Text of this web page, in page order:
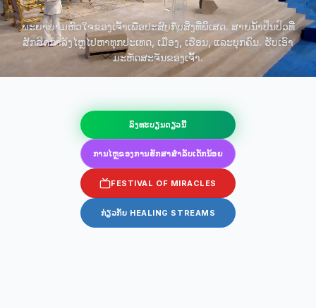
ພະຍາຍາມຫົວໃຈຂອງເຈົ້າເພື່ອປະສົບກັບສິ່ງທີ່ພິເສດ. ສາຍນ້ຳປິ່ນປົວທີ່
ສັກສິດກຳລັງໄຫຼໄປຫາທຸກປະເທດ, ເມືອງ, ເຮືອນ, ແລະບຸກຄົນ. ຮັບເອົາ
ມະຫັດສະຈັນຂອງເຈົ້າ.
ລົງທະບຽນດຽວນີ້
ການໄຫຼຂອງການຮັກສາສໍາລັບເດັກນ້ອຍ
FESTIVAL OF MIRACLES
ກ່ຽວກັບ HEALING STREAMS